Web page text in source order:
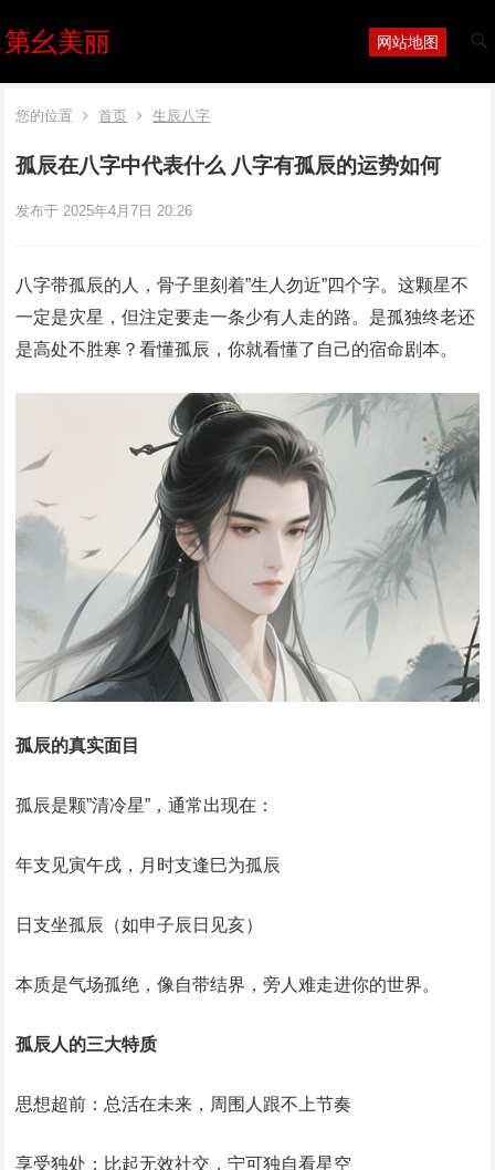
第幺美丽 网站地图
您的位置 首页 生辰八字
孤辰在八字中代表什么 八字有孤辰的运势如何
发布于 2025年4月7日 20:26
八字带孤辰的人，骨子里刻着”生人勿近”四个字。这颗星不
一定是灾星，但注定要走一条少有人走的路。是孤独终老还
是高处不胜寒？看懂孤辰，你就看懂了自己的宿命剧本。
孤辰的真实面目
孤辰是颗”清冷星”，通常出现在：
年支见寅午戌，月时支逢巳为孤辰
日支坐孤辰（如申子辰日见亥）
本质是气场孤绝，像自带结界，旁人难走进你的世界。
孤辰人的三大特质
‌思想超前‌：总活在未来，周围人跟不上节奏
‌享受独处‌：比起无效社交，宁可独自看星空